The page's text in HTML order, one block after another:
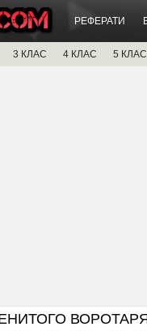
РЕФЕРАТИ
3 КЛАС 4 КЛАС 5 КЛАС
ВОРОТАРЯ